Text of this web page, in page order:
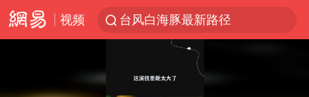
视频
台风白海豚最新路径
昆明石林火把节